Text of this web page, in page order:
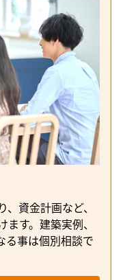
、資金計画など、
ます。建築実例、
る事は個別相談で